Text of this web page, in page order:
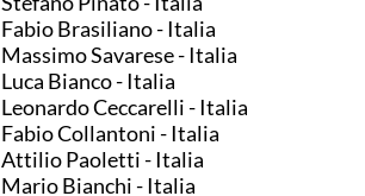
Brasiliano - Italia
Savarese - Italia
Bianco - Italia
Ceccarelli - Italia
Fabio Collantoni - Italia
Attilio Paoletti - Italia
Mario Bianchi - Italia